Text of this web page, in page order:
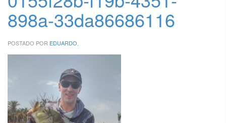
898a-33da86686116
POSTADO POR EDUARDO,